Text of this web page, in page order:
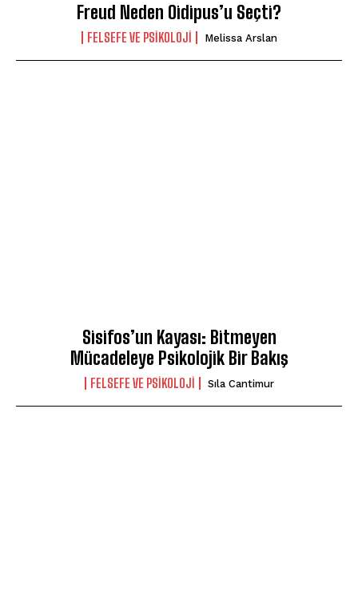
Freud Neden Oidipus’u Seçti?
FELSEFE VE PSIKOLOJI Melissa Arslan
Sisifos’un Kayası: Bitmeyen
Mücadeleye Psikolojik Bir Bakış
FELSEFE VE PSIKOLOJI Sıla Cantimur